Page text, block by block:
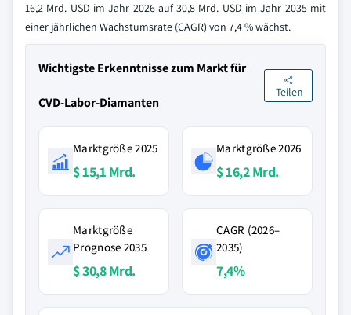
16,2 Mrd. USD im Jahr 2026 auf 30,8 Mrd. USD im Jahr 2035 mit
einer jährlichen Wachstumsrate (CAGR) von 7,4 % wächst.
Wichtigste Erkenntnisse zum Markt für
CVD-Labor-Diamanten
Teilen
Marktgröße 2025
$ 15,1 Mrd.
Marktgröße 2026
$ 16,2 Mrd.
Marktgröße
Prognose 2035
$ 30,8 Mrd.
CAGR (2026–
2035)
7,4%